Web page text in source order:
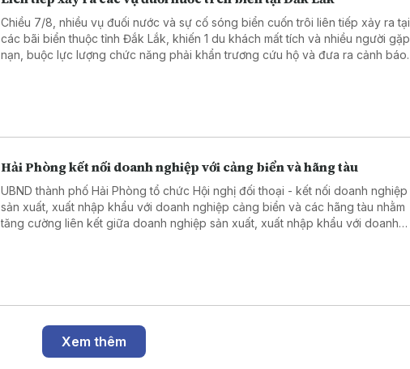
Chiều 7/8, nhiều vụ đuối nước và sự cố sóng biển cuốn trôi liên tiếp xảy ra tại
các bãi biển thuộc tỉnh Đắk Lắk, khiến 1 du khách mất tích và nhiều người gặp
nạn, buộc lực lượng chức năng phải khẩn trương cứu hộ và đưa ra cảnh báo
Hải Phòng kết nối doanh nghiệp với cảng biển và hãng tàu
UBND thành phố Hải Phòng tổ chức Hội nghị đối thoại - kết nối doanh nghiệp
sản xuất, xuất nhập khẩu với doanh nghiệp cảng biển và các hãng tàu nhằm
tăng cường liên kết giữa doanh nghiệp sản xuất, xuất nhập khẩu với doanh
Xem thêm